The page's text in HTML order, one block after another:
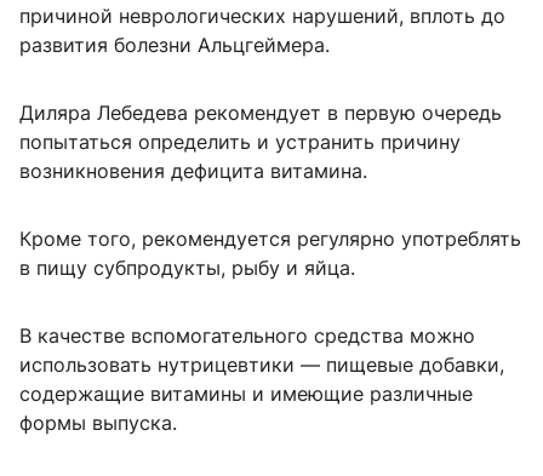
причиной неврологических нарушений, вплоть до
развития болезни Альцгеймера.
Диляра Лебедева рекомендует в первую очередь
попытаться определить и устранить причину
возникновения дефицита витамина.
Кроме того, рекомендуется регулярно употреблять
в пищу субпродукты, рыбу и яйца.
В качестве вспомогательного средства можно
использовать нутрицевтики — пищевые добавки,
содержащие витамины и имеющие различные
формы выпуска.